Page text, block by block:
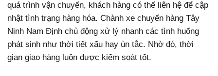
quá trình vận chuyển, khách hàng có thể liên hệ để cập
nhật tình trạng hàng hóa. Chành xe chuyển hàng Tây
Ninh Nam Định chủ động xử lý nhanh các tình huống
phát sinh như thời tiết xấu hay ùn tắc. Nhờ đó, thời
gian giao hàng luôn được kiểm soát tốt.